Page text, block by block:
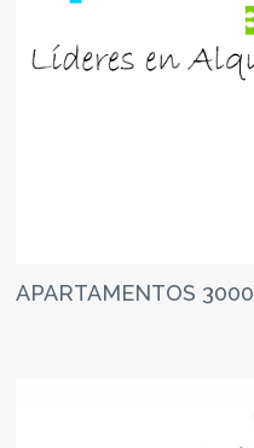
APARTAMENTOS 3000